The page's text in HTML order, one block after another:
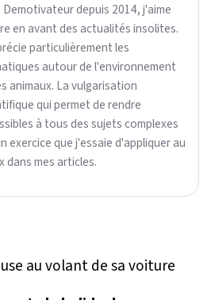
Demotivateur depuis 2014, j'aime
en avant des actualités insolites.
particulièrement les
autour de l'environnement
animaux. La vulgarisation
qui permet de rendre
à tous des sujets complexes
exercice que j'essaie d'appliquer au
dans mes articles.